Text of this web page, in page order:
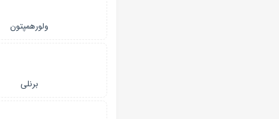
ولورهمپتون
برنلی